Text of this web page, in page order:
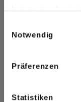
haben oder die sie
Notwendig
Präferenzen
Statistiken